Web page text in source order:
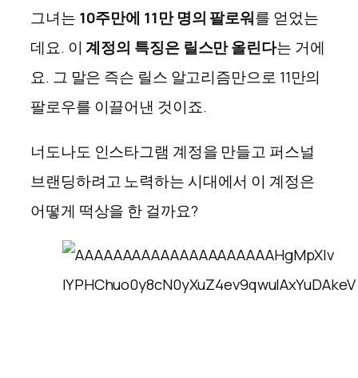
그녀는 10주만에 11만 명의 팔로워를 얻었는
데요. 이계정의 특징은 릴스만 올린다는 거에
요. 그 말은 즉슨 릴스 알고리즘만으로 11만의
팔로우를 이끌어낸 것이죠.
너도나도 인스타그램 계정을 만들고 퍼스널
브랜딩하려고 노력하는 시대에서 이 계정은
어떻게 떡상을 한 걸까요?